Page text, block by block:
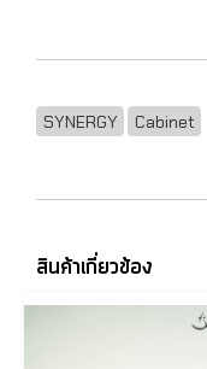
SYNERGY Cabinet
สินค้าเกี่ยวข้อง